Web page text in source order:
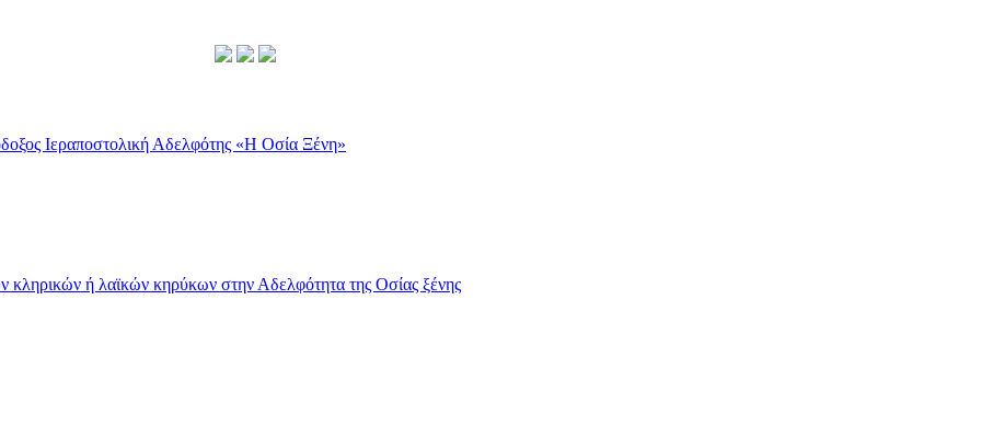
ή λαϊκών κηρύκων στην Αδελφότητα της Οσίας ξένης